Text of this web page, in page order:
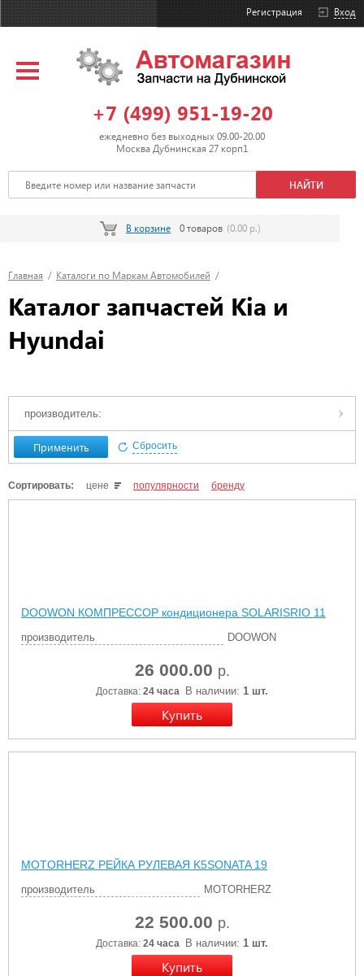
Вход
Регистрация
+7 (499) 951-19-20
ежедневно без выходных 09.00-20.00
Москва Дубнинская 27 корп1
В корзине 0 товаров (0.00 р.)
Главная / Каталоги по Маркам Автомобилей /
Каталог запчастей Kia и
Hyundai
производитель:
Применить Сбросить
Сортировать: цене популярности бренду
DOOWON КОМПРЕССОР кондиционера SOLARISRIO 11
производитель DOOWON
26 000.00 р.
Доставка: 24 часа В наличии: 1 шт.
MOTORHERZ РЕЙКА РУЛЕВАЯ K5SONATA 19
производитель MOTORHERZ
22 500.00 р.
Доставка: 24 часа В наличии: 1 шт.